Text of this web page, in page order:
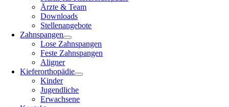
Ärzte & Team
Downloads
Stellenangebote
Zahnspangen
Lose Zahnspangen
Feste Zahnspangen
Aligner
Kieferorthopädie
Kinder
Jugendliche
Erwachsene